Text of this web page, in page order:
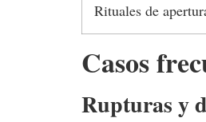
Rituales de
Casos
Rupturas y